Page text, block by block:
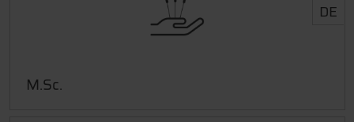
DE
M.Sc.